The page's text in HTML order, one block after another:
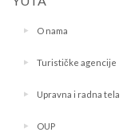
O nama
Turističke agencije
Upravna i radna tela
OUP